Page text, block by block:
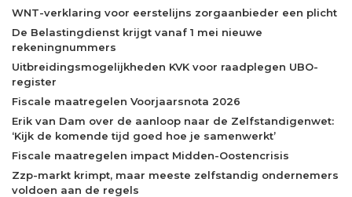
WNT-verklaring voor eerstelijns zorgaanbieder een plicht
De Belastingdienst krijgt vanaf 1 mei nieuwe
rekeningnummers
Uitbreidingsmogelijkheden KVK voor raadplegen UBO-
register
Fiscale maatregelen Voorjaarsnota 2026
Erik van Dam over de aanloop naar de Zelfstandigenwet:
‘Kijk de komende tijd goed hoe je samenwerkt’
Fiscale maatregelen impact Midden-Oostencrisis
Zzp-markt krimpt, maar meeste zelfstandig ondernemers
voldoen aan de regels